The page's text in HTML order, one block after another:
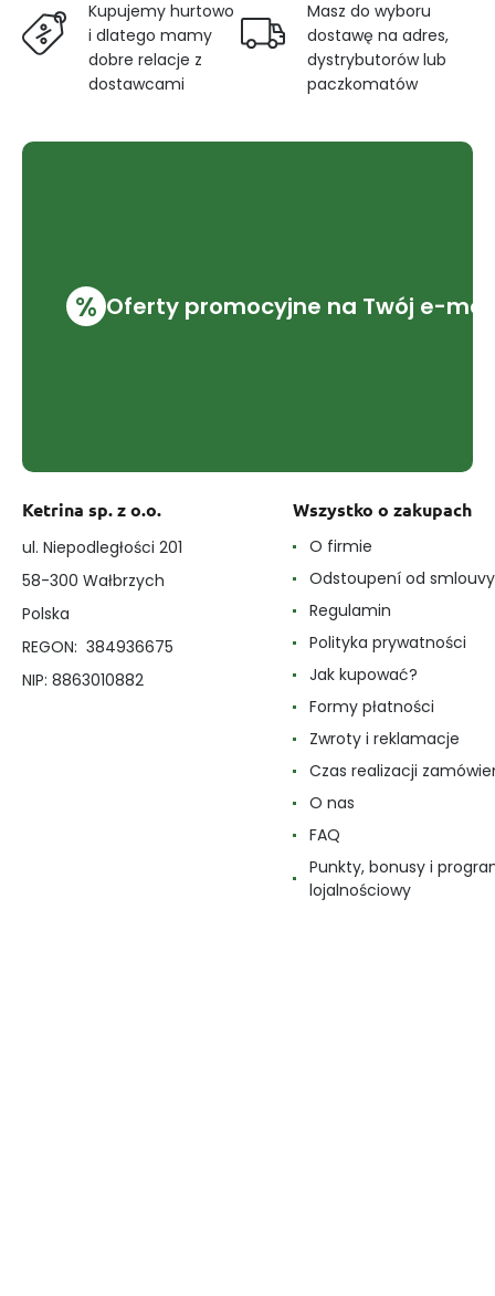
Kupujemy hurtowo
i dlatego mamy
dobre relacje z
dostawcami
Masz do wyboru
dostawę na adres,
dystrybutorów lub
paczkomatów
% Oferty promocyjne na Twój e-mail
Ketrina sp. z o.o.
ul. Niepodległości 201
58-300 Wałbrzych
Polska
REGON: 384936675
NIP: 8863010882
Wszystko o zakupach
O firmie
Odstoupení od smlouvy
Regulamin
Polityka prywatności
Jak kupować?
Formy płatności
Zwroty i reklamacje
Czas realizacji
O nas
FAQ
Punkty, bonusy i
lojalnościowy